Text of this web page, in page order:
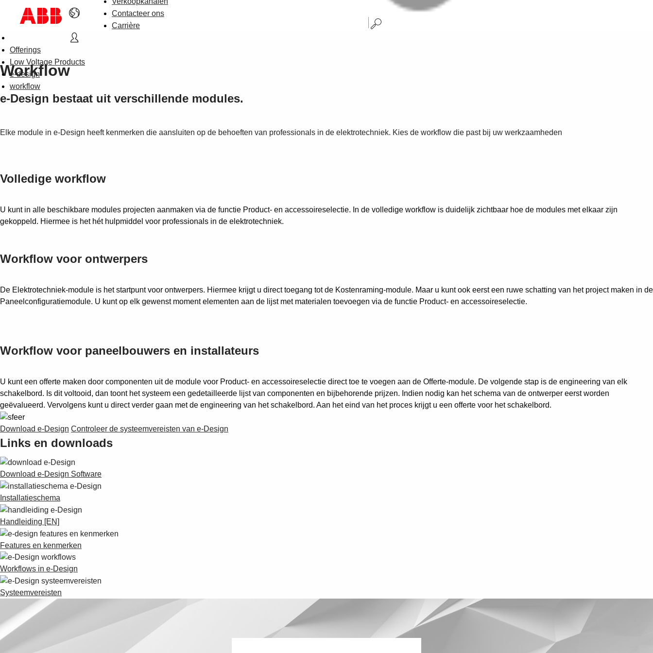
Contacteer ons
Carrière
Offerings
Low Voltage Products
e-design
workflow
Workflow
e-Design bestaat uit verschillende modules.
Elke module in e-Design heeft kenmerken die aansluiten op de behoeften van professionals in de elektrotechniek. Kies de workflow die past bij uw werkzaamheden
Volledige workflow
U kunt in alle beschikbare modules projecten aanmaken via de functie Product- en accessoireselectie. In de volledige workflow is duidelijk zichtbaar hoe de modules met elkaar zijn
gekoppeld. Hiermee is het hét hulpmiddel voor professionals in de elektrotechniek.
Workflow voor ontwerpers
De Elektrotechniek-module is het startpunt voor ontwerpers. Hiermee krijgt u direct toegang tot de Kostenraming-module. Maar u kunt ook eerst een ruwe schatting van het project maken in de
Paneelconfiguratiemodule. U kunt op elk gewenst moment elementen aan de lijst met materialen toevoegen via de functie Product- en accessoireselectie.
Workflow voor paneelbouwers en installateurs
U kunt een offerte maken door componenten uit de module voor Product- en accessoireselectie direct toe te voegen aan de Offerte-module. De volgende stap is de engineering van elk
schakelbord. Is dit voltooid, dan toont het systeem een gedetailleerde lijst van componenten en bijbehorende prijzen. Indien nodig kan het schema van de ontwerper eerst worden
geëvalueerd. Vervolgens kunt u direct verder gaan met de engineering van het schakelbord. Aan het eind van het proces krijgt u een offerte voor het schakelbord.
Download e-Design Controleer de systeemvereisten van e-Design
Links en downloads
Download e-Design Software
Installatieschema
Handleiding [EN]
Features en kenmerken
Workflows in e-Design
Systeemvereisten